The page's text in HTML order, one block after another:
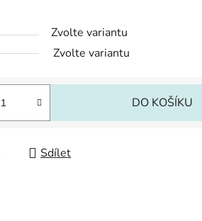
Zvolte variantu
Zvolte variantu
DO KOŠÍKU
Sdílet